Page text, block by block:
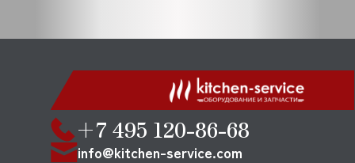
+7 495 120-86-68
info@kitchen-service.com